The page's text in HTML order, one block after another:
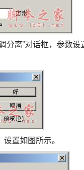
分离”对话框，参数
置如图所示。